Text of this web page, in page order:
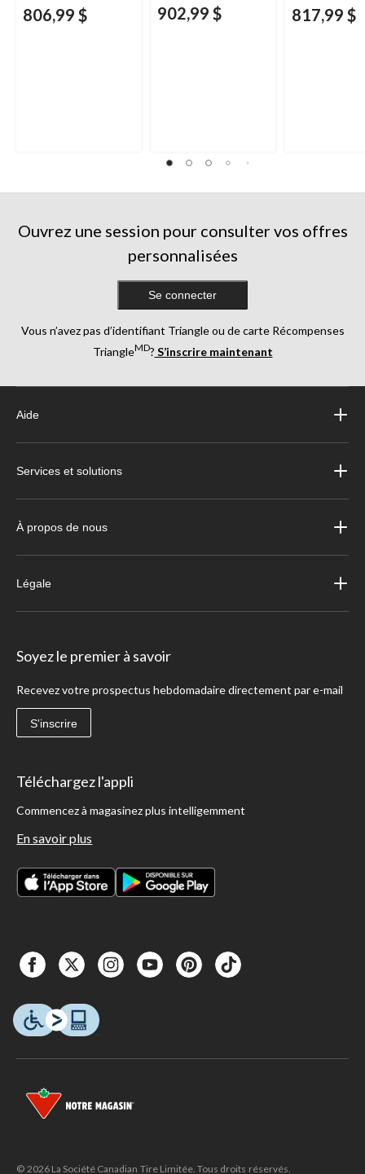
806,99 $
902,99 $
817,99 $
Ouvrez une session pour consulter vos offres
personnalisées
Se connecter
Vous n’avez pas d’identifiant Triangle ou de carte Récompenses
TriangleMD? S’inscrire maintenant
Aide
Services et solutions
À propos de nous
Légale
Soyez le premier à savoir
Recevez votre prospectus hebdomadaire directement par e-mail
S'inscrire
Téléchargez l'appli
Commencez à magasinez plus intelligemment
En savoir plus
© 2026 La Société Canadian Tire Limitée. Tous droits réservés.